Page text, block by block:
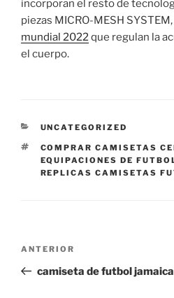
incorporan el resto de
piezas MICRO-MESH SYSTEM,
mundial 2022que regulan la
el cuerpo.
CATEGORÍAS
UNCATEGORIZED
ETIQUETAS
COMPRAR CAMISETAS
EQUIPACIONES DE
REPLICAS CAMISETAS
entradas
Entrada
anterior:
ANTERIOR
camiseta de futbol